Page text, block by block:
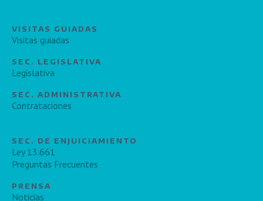
VISITAS GUIADAS
Visitas guiadas
SEC. LEGISLATIVA
Legislativa
SEC. ADMINISTRATIVA
Contrataciones
SEC. DE ENJUICIAMIENTO
Ley 13.661
Preguntas Frecuentes
PRENSA
Noticias